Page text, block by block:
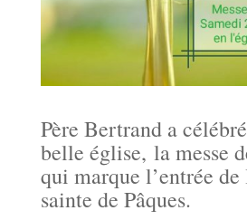
Père Bertrand a
belle église, la messe
qui marque l’entrée de
sainte de Pâques.